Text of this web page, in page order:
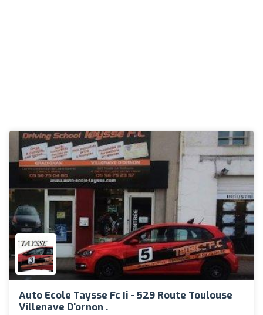
Auto Ecole Taysse Fc Ii - 529 Route Toulouse
Villenave D'ornon .